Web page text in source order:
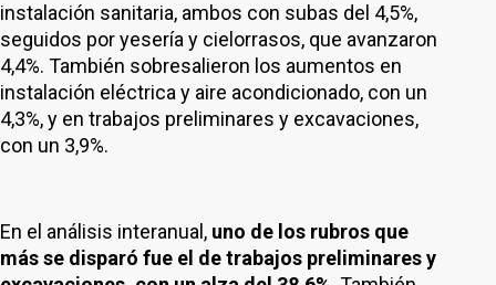
instalación sanitaria, ambos con subas del 4,5%,
seguidos por yesería y cielorrasos, que avanzaron
4,4%. También sobresalieron los aumentos en
instalación eléctrica y aire acondicionado, con un
4,3%, y en trabajos preliminares y excavaciones,
con un 3,9%.
En el análisis interanual, uno de los rubros que
más se disparó fue el de trabajos preliminares y